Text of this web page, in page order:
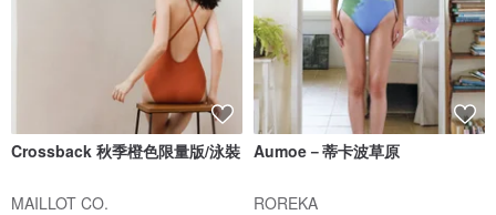
Crossback 秋季橙色限量版/泳裝
MAILLOT CO.
Aumoe－蒂卡波草原
ROREKA